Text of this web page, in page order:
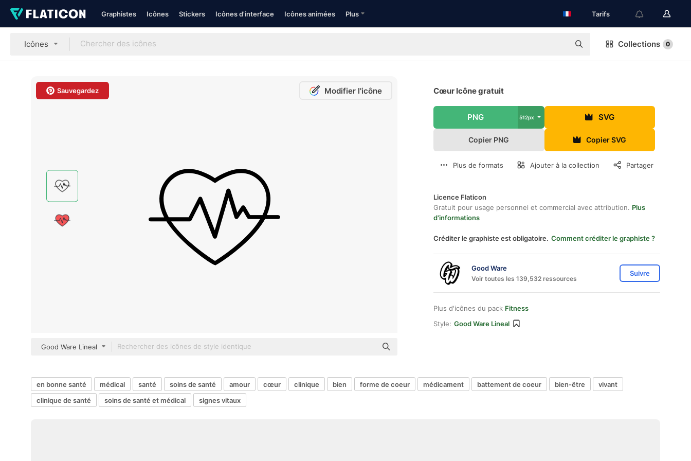
Graphistes Icônes Stickers Icônes d'interface Icônes animées Plus Tarifs
Icônes Collections 0
Sauvegardez Modifier l'icône
Good Ware Lineal
Cœur Icône gratuit
PNG 512px SVG
Copier PNG Copier SVG
Plus de formats Ajouter à la collection Partager
Licence Flaticon
Gratuit pour usage personnel et commercial avec attribution. Plus
d'informations
Créditer le graphiste est obligatoire. Comment créditer le graphiste ?
Good Ware
Voir toutes les 139,532 ressources
Suivre
Plus d'icônes du pack Fitness
Style: Good Ware Lineal
en bonne santé médical santé soins de santé amour cœur clinique bien forme de coeur médicament battement de coeur bien-être
vivant
clinique de santé
soins de santé et médical signes vitaux